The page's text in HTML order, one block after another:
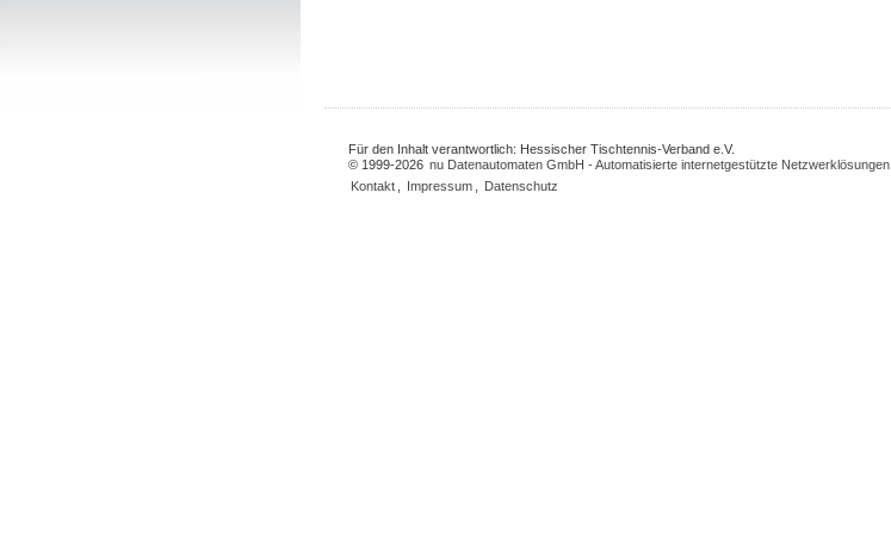
Für den Inhalt verantwortlich: Hessischer Tischtennis-Verband e.V.
© 1999-2026 nu Datenautomaten GmbH - Automatisierte internetgestützte Netzwerklösungen
Kontakt
Impressum Datenschutz